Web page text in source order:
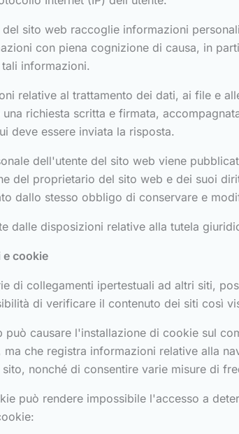
sito web raccoglie informazioni
con piena cognizione di causa, in
informazioni.
relative al trattamento dei dati, ai file e
richiesta scritta e firmata,
deve essere inviata la risposta.
dell'utente del sito web viene
del proprietario del sito web e dei suoi
dallo stesso obbligo di conservare e
dalle disposizioni relative alla tutela
cookie
di collegamenti ipertestuali ad altri siti,
di verificare il contenuto dei siti così
può causare l'installazione di cookie sul
che registra informazioni relative alla
nonché di consentire varie misure di
può rendere impossibile l'accesso a